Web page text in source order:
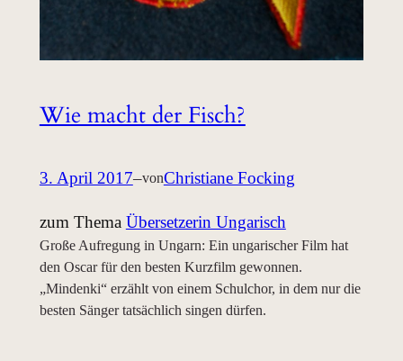
Wie macht der Fisch?
3. April 2017–vonChristiane Focking
zum Thema Übersetzerin Ungarisch
Große Aufregung in Ungarn: Ein ungarischer Film hat
den Oscar für den besten Kurzfilm gewonnen.
„Mindenki“ erzählt von einem Schulchor, in dem nur die
besten Sänger tatsächlich singen dürfen.